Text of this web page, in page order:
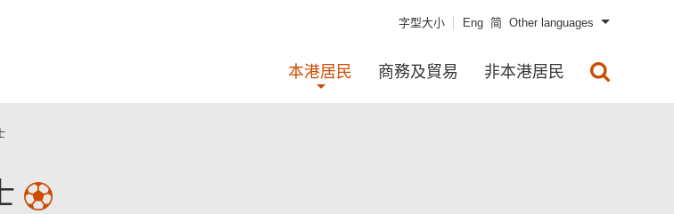
字型大小 Eng 简 Other languages
本港居民 商務及貿易 非本港居民